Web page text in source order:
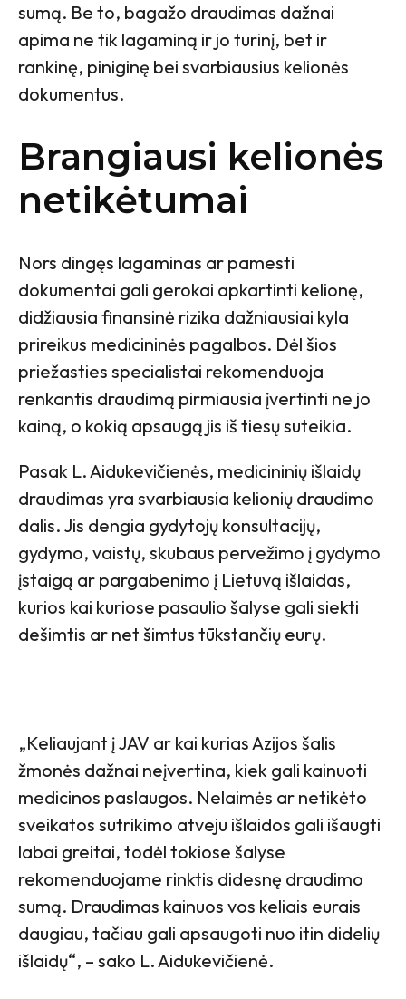
sumą. Be to, bagažo draudimas dažnai
apima ne tik lagaminą ir jo turinį, bet ir
rankinę, piniginę bei svarbiausius kelionės
dokumentus.
Brangiausi kelionės
netikėtumai
Nors dingęs lagaminas ar pamesti
dokumentai gali gerokai apkartinti kelionę,
didžiausia finansinė rizika dažniausiai kyla
prireikus medicininės pagalbos. Dėl šios
priežasties specialistai rekomenduoja
renkantis draudimą pirmiausia įvertinti ne jo
kainą, o kokią apsaugą jis iš tiesų suteikia.
Pasak L. Aidukevičienės, medicininių išlaidų
draudimas yra svarbiausia kelionių draudimo
dalis. Jis dengia gydytojų konsultacijų,
gydymo, vaistų, skubaus pervežimo į gydymo
įstaigą ar pargabenimo į Lietuvą išlaidas,
kurios kai kuriose pasaulio šalyse gali siekti
dešimtis ar net šimtus tūkstančių eurų.
„Keliaujant į JAV ar kai kurias Azijos šalis
žmonės dažnai neįvertina, kiek gali kainuoti
medicinos paslaugos. Nelaimės ar netikėto
sveikatos sutrikimo atveju išlaidos gali išaugti
labai greitai, todėl tokiose šalyse
rekomenduojame rinktis didesnę draudimo
sumą. Draudimas kainuos vos keliais eurais
daugiau, tačiau gali apsaugoti nuo itin didelių
išlaidų“, – sako L. Aidukevičienė.